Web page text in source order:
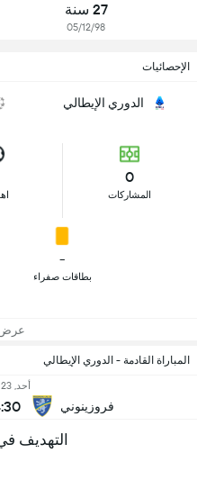
27 سنة
05/12/98
الإحصائيات
الدوري الإيطالي
0
المشاركات
-
بطاقات صفراء
عرض
المباراة القادمة - الدوري الإيطالي
فروزينوني
أحد, 23 أغسطس
التهديف